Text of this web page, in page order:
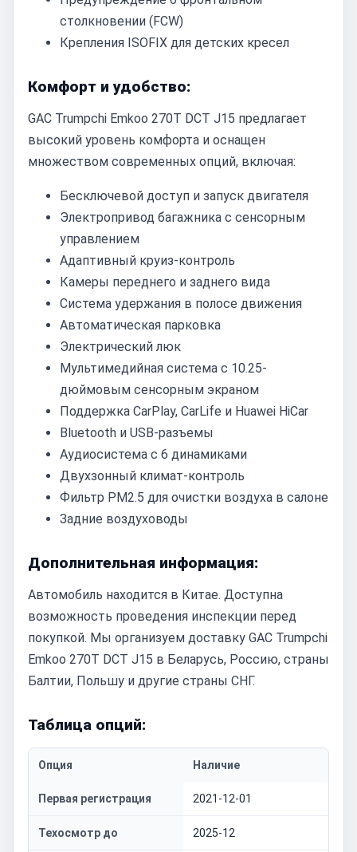
столкновении (FCW)
Крепления ISOFIX для детских кресел
Комфорт и удобство:
GAC Trumpchi Emkoo 270T DCT J15 предлагает
высокий уровень комфорта и оснащен
множеством современных опций, включая:
Бесключевой доступ и запуск двигателя
Электропривод багажника с сенсорным
управлением
Адаптивный круиз-контроль
Камеры переднего и заднего вида
Система удержания в полосе движения
Автоматическая парковка
Электрический люк
Мультимедийная система с 10.25-
дюймовым сенсорным экраном
Поддержка CarPlay, CarLife и Huawei HiCar
Bluetooth и USB-разъемы
Аудиосистема с 6 динамиками
Двухзонный климат-контроль
Фильтр PM2.5 для очистки воздуха в салоне
Задние воздуховоды
Дополнительная информация:
Автомобиль находится в Китае. Доступна
возможность проведения инспекции перед
покупкой. Мы организуем доставку GAC Trumpchi
Emkoo 270T DCT J15 в Беларусь, Россию, страны
Балтии, Польшу и другие страны СНГ.
Таблица опций:
Опция Наличие
Первая регистрация 2021-12-01
Техосмотр до 2025-12